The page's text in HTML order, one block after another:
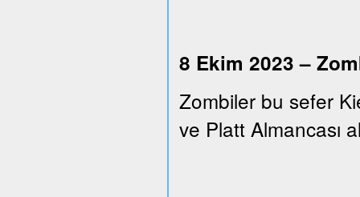
8 Ekim 2023 –
Zombiler bu sefer
ve Platt Almancası